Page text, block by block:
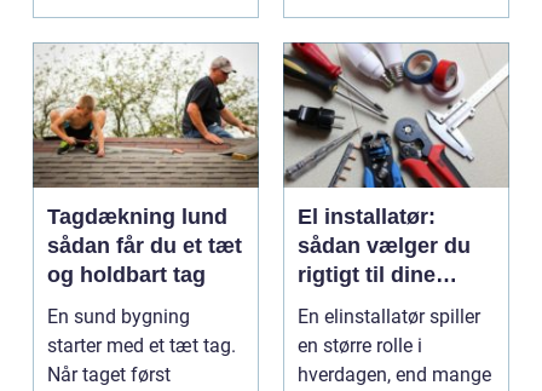
Tagdækning lund
sådan får du et tæt
og holdbart tag
En sund bygning
starter med et tæt tag.
Når taget først
El installatør:
sådan vælger du
rigtigt til dine
elinstallationer
En elinstallatør spiller
en større rolle i
hverdagen, end mange